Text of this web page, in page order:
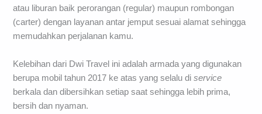
atau liburan baik perorangan (regular) maupun rombongan
(carter) dengan layanan antar jemput sesuai alamat sehingga
memudahkan perjalanan kamu.
Kelebihan dari Dwi Travel ini adalah armada yang digunakan
berupa mobil tahun 2017 ke atas yang selalu diservice
berkala dan dibersihkan setiap saat sehingga lebih prima,
bersih dan nyaman.